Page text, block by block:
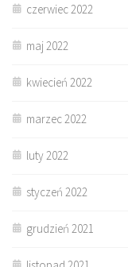
czerwiec 2022
maj 2022
kwiecień 2022
marzec 2022
luty 2022
styczeń 2022
grudzień 2021